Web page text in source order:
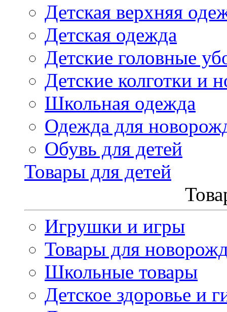
Детская верхняя
Детская одежда
Детские головные
Детские колготки и
Школьная одежда
Одежда для
Обувь для детей
Товары для детей
Игрушки и игры
Товары для
Школьные товары
Детское здоровье и